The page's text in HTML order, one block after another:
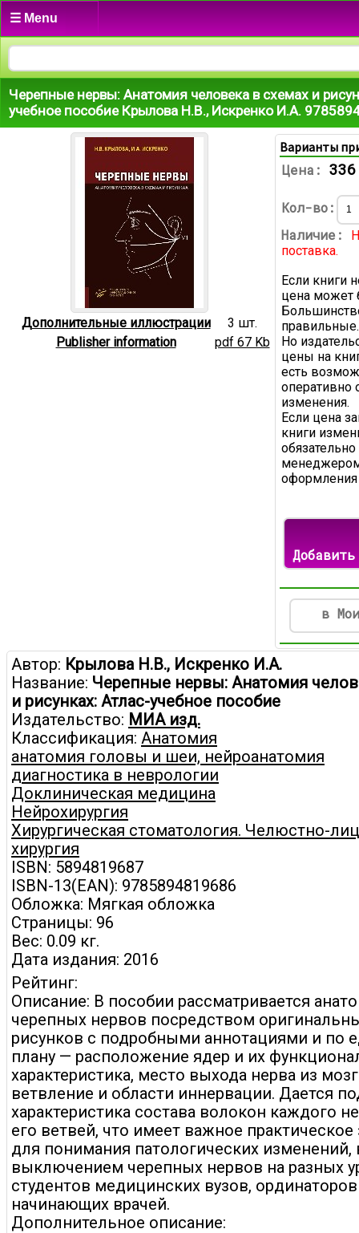
☰ Menu
Черепные нервы: Анатомия человека в схемах и
учебное пособие Крылова Н.В., Искренко И.А.
Дополнительные иллюстрации
3 шт.
Publisher information
pdf 67 Kb
Варианты
Цена:
Кол-во:
Наличие:
поставка.
Если книги
цена может
правильные.
Но
цены на
есть
оперативно
изменения.
Если цена
книги
оформления
в
Автор: Крылова Н.В., Искренко И.А.
Название: Черепные нервы: Анатомия
и рисунках: Атлас-учебное пособие
Издательство: МИА изд.
Классификация: Анатомия
анатомия головы и шеи, нейроанатомия
диагностика в неврологии
Доклиническая медицина
Нейрохирургия
Хирургическая стоматология. Челюстно-
хирургия
ISBN: 5894819687
ISBN-13(EAN): 9785894819686
Обложка: Мягкая обложка
Страницы: 96
Вес: 0.09 кг.
Дата издания: 2016
Рейтинг:
Описание: В пособии рассматривается
черепных нервов посредством
рисунков с подробными аннотациями и по
плану — расположение ядер и их
характеристика, место выхода нерва из
ветвление и области иннервации. Дается
характеристика состава волокон каждого
его ветвей, что имеет важное практическое
для понимания патологических
выключением черепных нервов на разных
студентов медицинских вузов,
начинающих врачей.
Дополнительное описание: